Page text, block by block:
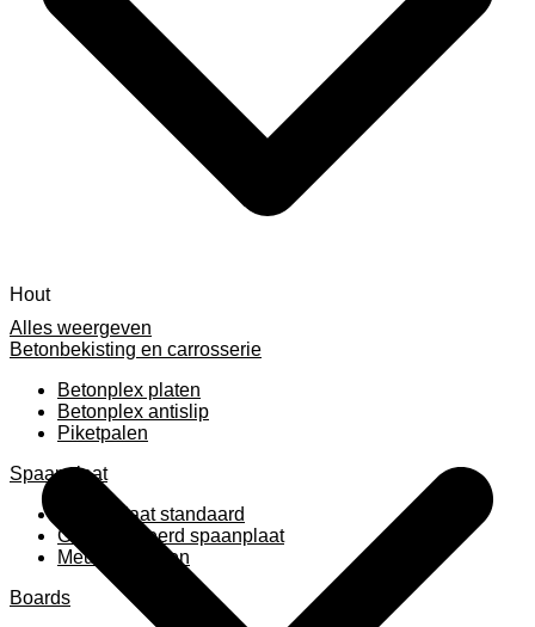
Alles weergeven
Betonbekisting en carrosserie
Betonplex platen
Betonplex antislip
Piketpalen
Spaanplaat
Spaanplaat standaard
Geplastificeerd spaanplaat
Meubelpanelen
Boards
Hout